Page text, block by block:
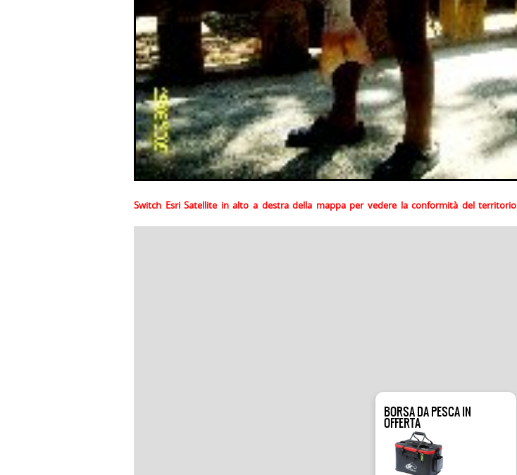
Switch Esri Satellite in alto a destra della mappa per vedere la conformità del territorio
BORSA DA PESCA IN
OFFERTA